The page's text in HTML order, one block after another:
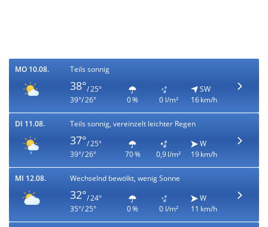
MO 10.08. Teils sonnig
38°/ 25°
39°/ 26°
0 % 0 l/m²
SW
16 km/h
DI 11.08. Teils sonnig, vereinzelt leichter Regen
37°/ 25°
39°/ 26°
70 % 0,9 l/m²
W
19 km/h
MI 12.08. Wechselnd bewölkt, wenig Sonne
32°/ 24°
35°/ 25°
0 % 0 l/m²
W
11 km/h